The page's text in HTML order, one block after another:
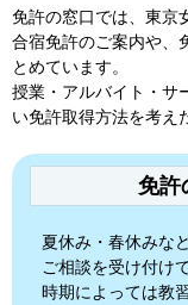
免許の窓口では、 東京
合宿免許のご案内や、
とめています。
授業・アルバイト・サ
い免許取得方法を考え
免許
夏休み・春休みな
ご相談を受け付け
時期によっては教